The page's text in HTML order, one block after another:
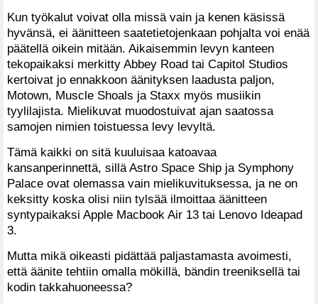
Kun työkalut voivat olla missä vain ja kenen käsissä
hyvänsä, ei äänitteen saatetietojenkaan pohjalta voi enää
päätellä oikein mitään. Aikaisemmin levyn kanteen
tekopaikaksi merkitty Abbey Road tai Capitol Studios
kertoivat jo ennakkoon äänityksen laadusta paljon,
Motown, Muscle Shoals ja Staxx myös musiikin
tyylilajista. Mielikuvat muodostuivat ajan saatossa
samojen nimien toistuessa levy levyltä.
Tämä kaikki on sitä kuuluisaa katoavaa
kansanperinnettä, sillä Astro Space Ship ja Symphony
Palace ovat olemassa vain mielikuvituksessa, ja ne on
keksitty koska olisi niin tylsää ilmoittaa äänitteen
syntypaikaksi Apple Macbook Air 13 tai Lenovo Ideapad
3.
Mutta mikä oikeasti pidättää paljastamasta avoimesti,
että äänite tehtiin omalla mökillä, bändin treeniksellä tai
kodin takkahuoneessa?